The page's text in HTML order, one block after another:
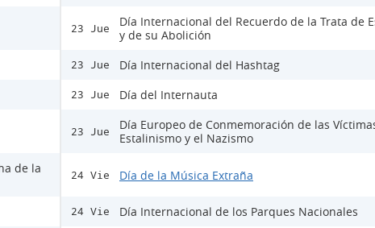
de la
23 Jue
Día Internacional del Recuerdo de la Trata de
y de su Abolición
23 Jue Día Internacional del Hashtag
23 Jue Día del Internauta
23 Jue
Día Europeo de Conmemoración de las
Estalinismo y el Nazismo
24 Vie Día de la Música Extraña
24 Vie Día Internacional de los Parques Nacionales